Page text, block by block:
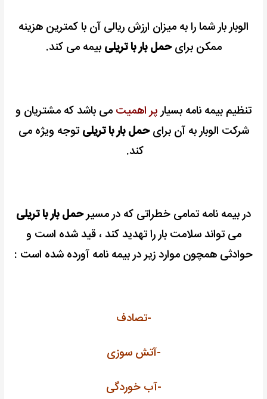
الوبار بار شما را به میزان ارزش ریالی آن با کمترین هزینه
ممکن برایحمل بار با تریلی بیمه می کند.
تنظیم بیمه نامه بسیارپر اهمیت می باشد که مشتریان و
شرکت الوبار به آن برایحمل بار با تریلیتوجه ویژه می
کند.
در بیمه نامه تمامی خطراتی که در مسیرحمل بار با تریلی
می تواند سلامت بار را تهدید کند ، قید شده است و
حوادثی همچون موارد زیر در بیمه نامه آورده شده است :
-تصادف
-آتش سوزی
-آب خوردگی